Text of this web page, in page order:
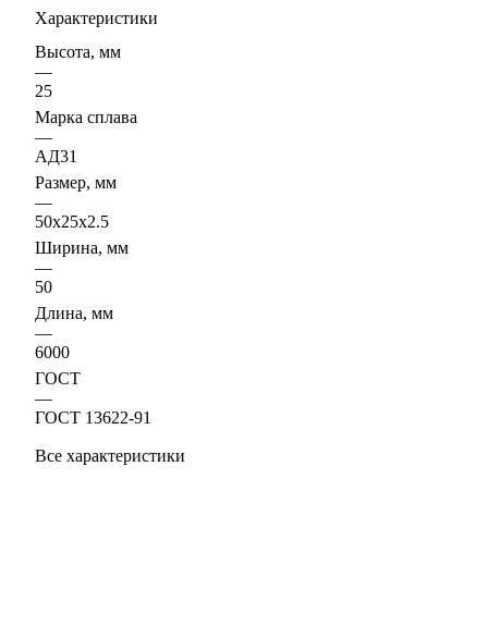
Характеристики
Высота, мм
—
25
Марка сплава
—
АД31
Размер, мм
—
50х25х2.5
Ширина, мм
—
50
Длина, мм
—
6000
ГОСТ
—
ГОСТ 13622-91
Все характеристики